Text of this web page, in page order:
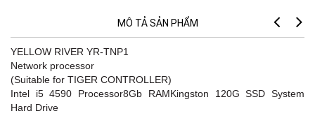
MÔ TẢ SẢN PHẨM
YELLOW RIVER YR-TNP1
Network processor
(Suitable for TIGER CONTROLLER)
Intel i5 4590 Processor8Gb RAMKingston 120G SSD System
Hard Drive